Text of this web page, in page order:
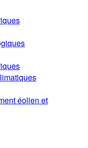
éolien et